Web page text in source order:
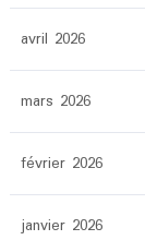
avril 2026
mars 2026
février 2026
janvier 2026